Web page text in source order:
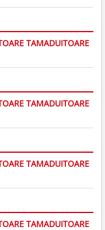
TAMADUITOARE
TAMADUITOARE
TAMADUITOARE
TAMADUITOARE